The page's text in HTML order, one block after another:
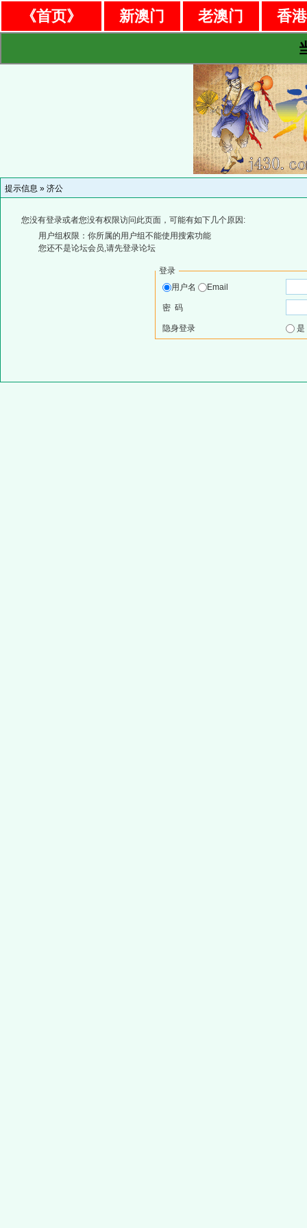
《首页》 新澳门 老澳门
香
提示信息 » 济公
您没有登录或者您没有权限访问此页面，可能有如下几个原因:
用户组权限：你所属的用户组不能使用搜索功能
您还不是论坛会员,请先登录论坛
登录
用户名
Email
密 码
隐身登录